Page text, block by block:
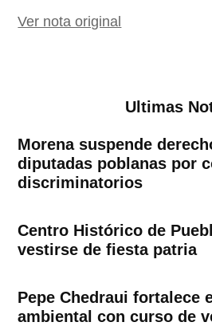
Ver nota original
Ultimas
Morena suspende
diputadas poblanas por
discriminatorios
Centro Histórico de
vestirse de fiesta patria
Pepe Chedraui fortalece
ambiental con curso de